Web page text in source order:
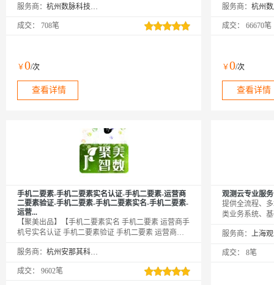
过手机号码查询其在网活跃度，返回包括空号、实
商接口，非缓存库，准确率高，欢迎测试选购。口碑
服务商： 杭州数脉科技有限公司
成交： 708笔
￥0/次
查看详情
真】输入发票
精◆品质保障◆
服务商：
成交： 66670笔
￥0/次
查看详情
手机二要素-手机二要素实名认证-手机二要素-运营商
二要素验证-手机二要素-手机二要素实名-手机二要素-
运营...
【聚美出品】【手机二要素实名 手机二要素 运营商手
机号实名认证 手机二要素验证 手机二要素 运营商手
素实名 手机二要素 手机二要素认证 手机二要素实名
机二要素验证 手机二要素 手机二要素实名 手机二要
服务商： 杭州安那其科技有限公司
成交： 9602笔
观测云专业服务
提供全流程、
类业务系统、
采集到告警配
服务商：
成交： 8笔